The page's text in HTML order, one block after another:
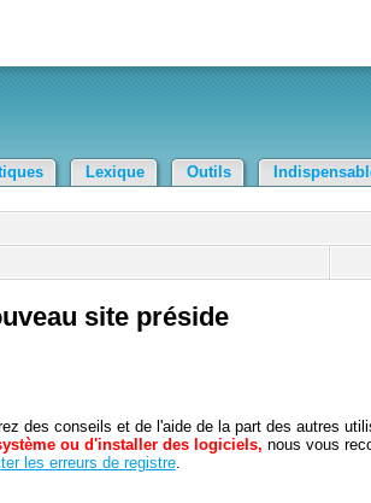
Lexique Outils
site préside
des conseils et de l'aide de la part des autres
ou d'installer des logiciels, nous vous
les erreurs de registre.